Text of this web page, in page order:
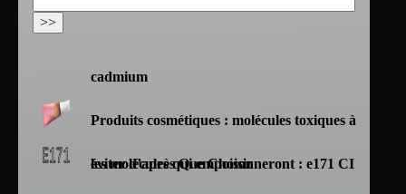
cadmium
Produits cosmétiques : molécules toxiques à
éviter d’après Que Choisir
les molécules qui empoisonneront : e171 CI